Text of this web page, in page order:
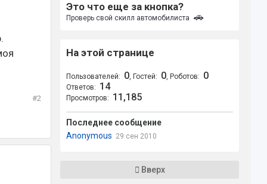
#2
Это что еще за кнопка?
Проверь свой скилл автомобилиста 🚗
На этой странице
Пользователей: 0, Гостей: 0, Роботов: 0
Ответов: 14
Просмотров: 11,185
Последнее сообщение
Anonymous 29 сен 2010
Вверх